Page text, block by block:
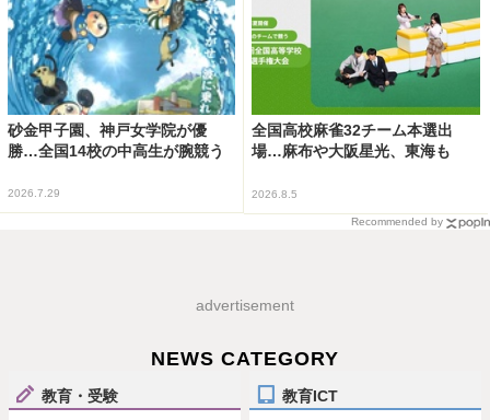
砂金甲子園、神戸女学院が優
勝…全国14校の中高生が腕競う
2026.7.29
全国高校麻雀32チーム本選出
場…麻布や大阪星光、東海も
2026.8.5
Recommended by
advertisement
NEWS CATEGORY
教育・受験 教育ICT